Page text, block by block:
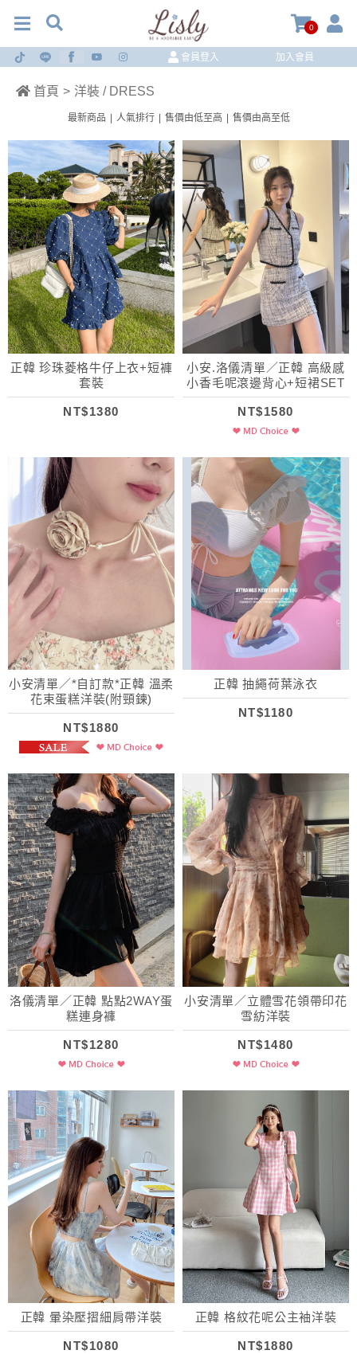
0
會員登入 加入會員
首頁 > 洋裝 / DRESS
最新商品 人氣排行 售價由低至高 售價由高至低
正韓 珍珠菱格牛仔上衣+短褲
套裝
NT$1380
小安.洛儀清單／正韓 高級感
小香毛呢滾邊背心+短裙SET
NT$1580
小安清單／*自訂款*正韓 溫柔
花束蛋糕洋裝(附頸鍊)
NT$1880
正韓 抽繩荷葉泳衣
NT$1180
洛儀清單／正韓 點點2WAY蛋
糕連身褲
NT$1280
小安清單／立體雪花領帶印花
雪紡洋裝
NT$1480
正韓 暈染壓摺細肩帶洋裝
NT$1080
正韓 格紋花呢公主袖洋裝
NT$1880